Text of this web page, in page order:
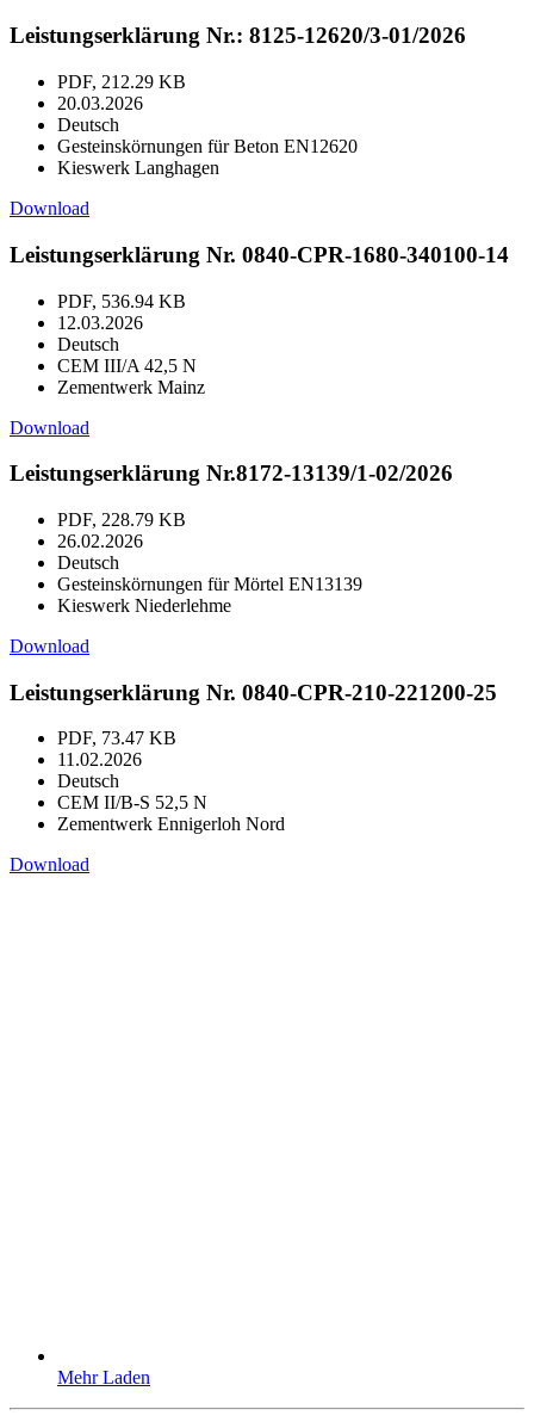
Leistungserklärung Nr.: 8125-12620/3-01/2026
PDF, 212.29 KB
20.03.2026
Deutsch
Gesteinskörnungen für Beton EN12620
Kieswerk Langhagen
Download
Leistungserklärung Nr. 0840-CPR-1680-340100-14
PDF, 536.94 KB
12.03.2026
Deutsch
CEM III/A 42,5 N
Zementwerk Mainz
Download
Leistungserklärung Nr.8172-13139/1-02/2026
PDF, 228.79 KB
26.02.2026
Deutsch
Gesteinskörnungen für Mörtel EN13139
Kieswerk Niederlehme
Download
Leistungserklärung Nr. 0840-CPR-210-221200-25
PDF, 73.47 KB
11.02.2026
Deutsch
CEM II/B-S 52,5 N
Zementwerk Ennigerloh Nord
Download
Mehr Laden